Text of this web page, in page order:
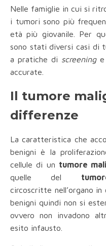
Nelle famiglie in cui si
i tumori sono più
età più giovanile. Per
sono stati diversi casi di
a pratiche di screeninge
accurate.
Il tumore
differenze
La caratteristica che
benigni è la
cellule di un tumore
quelle del
circoscritte nell’organo
benigni quindi non si
ovvero non invadono
esito infausto.